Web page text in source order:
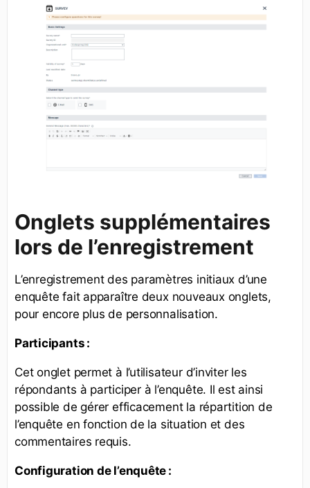
Onglets supplémentaires
lors de l’enregistrement
L’enregistrement des paramètres initiaux d’une
enquête fait apparaître deux nouveaux onglets,
pour encore plus de personnalisation.
Participants :
Cet onglet permet à l’utilisateur d’inviter les
répondants à participer à l’enquête. Il est ainsi
possible de gérer efficacement la répartition de
l’enquête en fonction de la situation et des
commentaires requis.
Configuration de l’enquête :